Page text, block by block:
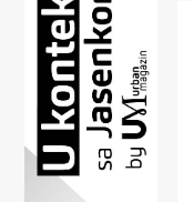
Književnost
Muzika
Film
Intervju
Kolumne